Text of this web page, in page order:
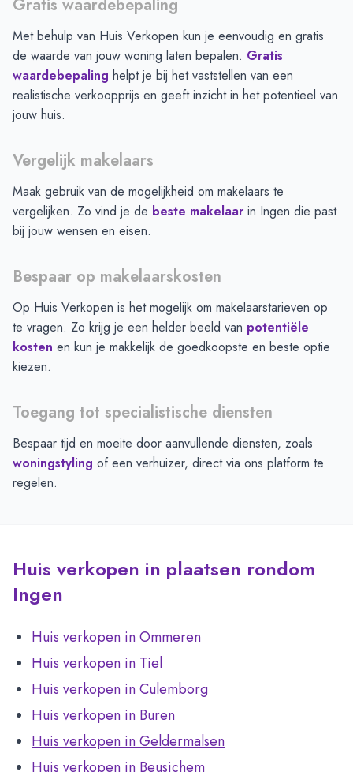
Gratis waardebepaling
Met behulp van Huis Verkopen kun je eenvoudig en gratis
de waarde van jouw woning laten bepalen. Gratis
waardebepaling helpt je bij het vaststellen van een
realistische verkoopprijs en geeft inzicht in het potentieel van
jouw huis.
Vergelijk makelaars
Maak gebruik van de mogelijkheid om makelaars te
vergelijken. Zo vind je de beste makelaar in Ingen die past
bij jouw wensen en eisen.
Bespaar op makelaarskosten
Op Huis Verkopen is het mogelijk om makelaarstarieven op
te vragen. Zo krijg je een helder beeld van potentiële
kosten en kun je makkelijk de goedkoopste en beste optie
kiezen.
Toegang tot specialistische diensten
Bespaar tijd en moeite door aanvullende diensten, zoals
woningstyling of een verhuizer, direct via ons platform te
regelen.
Huis verkopen in plaatsen rondom
Ingen
Huis verkopen in Ommeren
Huis verkopen in Tiel
Huis verkopen in Culemborg
Huis verkopen in Buren
Huis verkopen in Geldermalsen
Huis verkopen in Beusichem